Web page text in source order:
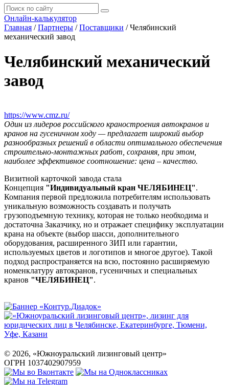
Онлайн-калькулятор
Главная / Партнеры / Поставщики / Челябинский
механический завод
Челябинский механический
завод
https://www.cmz.ru/
Один из лидеров российского краностроения автокранов и
кранов на гусеничном ходу — предлагает широкий выбор
разнообразных решений в области оптимального обеспечения
строительно-монтажных работ, сохраняя, при этом,
наиболее эффективное соотношение: цена – качество.
Визитной карточкой завода стала
Концепция "Индивидуальный кран ЧЕЛЯБИНЕЦ".
Компания первой предложила потребителям использовать
уникальную возможность создавать и получать
грузоподъемную технику, которая не только необходима и
достаточна Заказчику, но и отражает специфику эксплуатации
крана на объекте (выбор шасси, дополнительного
оборудования, расширенного ЗИП или гарантии,
используемых цветов и логотипов и многое другое). Такой
подход распространяется на всю, постоянно расширяемую
номенклатуру автокранов, гусеничных и специальных
кранов "ЧЕЛЯБИНЕЦ".
© 2026, «Южноуральский лизинговый центр»
ОГРН 1037402907959